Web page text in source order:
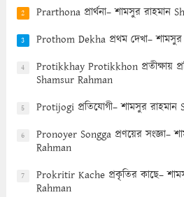
2 Prarthona প্রার্থনা– শামসুর রাহমান
3 Prothom Dekha প্রথম দেখা–
4
Protikkhay Protikkhon প্রতীক্ষায়
Shamsur Rahman
5 Protijogi প্রতিযোগী– শামসুর
6
Pronoyer Songga প্রণয়ের সংজ্ঞা–
Rahman
7
Prokritir Kache প্রকৃতির কাছে–
Rahman